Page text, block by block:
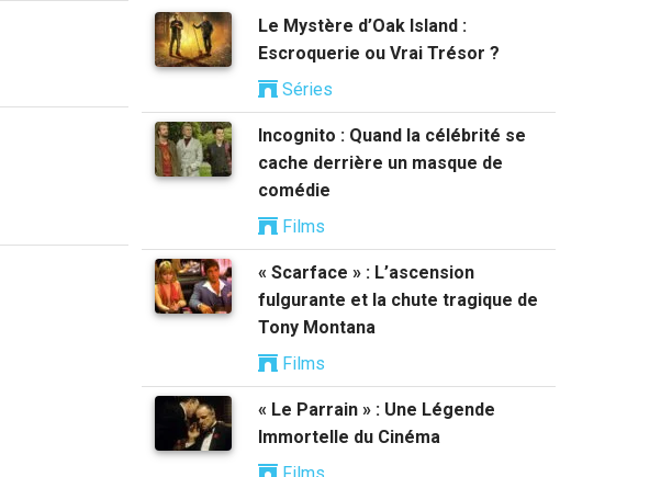
Le Mystère d’Oak Island :
Escroquerie ou Vrai Trésor ?
Séries
Incognito : Quand la célébrité se
cache derrière un masque de
comédie
Films
« Scarface » : L’ascension
fulgurante et la chute tragique de
Tony Montana
Films
« Le Parrain » : Une Légende
Immortelle du Cinéma